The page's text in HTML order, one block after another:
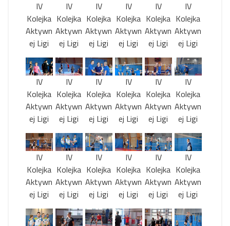
IV
Kolejka
Aktywn
ej Ligi
IV
Kolejka
Aktywn
ej Ligi
IV
Kolejka
Aktywn
ej Ligi
IV
Kolejka
Aktywn
ej Ligi
IV
Kolejka
Aktywn
ej Ligi
IV
Kolejka
Aktywn
ej Ligi
IV
Kolejka
Aktywn
ej Ligi
IV
Kolejka
Aktywn
ej Ligi
IV
Kolejka
Aktywn
ej Ligi
IV
Kolejka
Aktywn
ej Ligi
IV
Kolejka
Aktywn
ej Ligi
IV
Kolejka
Aktywn
ej Ligi
IV
Kolejka
Aktywn
ej Ligi
IV
Kolejka
Aktywn
ej Ligi
IV
Kolejka
Aktywn
ej Ligi
IV
Kolejka
Aktywn
ej Ligi
IV
Kolejka
Aktywn
ej Ligi
IV
Kolejka
Aktywn
ej Ligi